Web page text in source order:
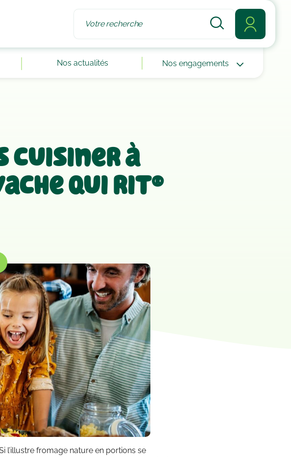
Nos actualités Nos engagements
cuisiner à
qui rit®
l’illustre fromage nature en portions se